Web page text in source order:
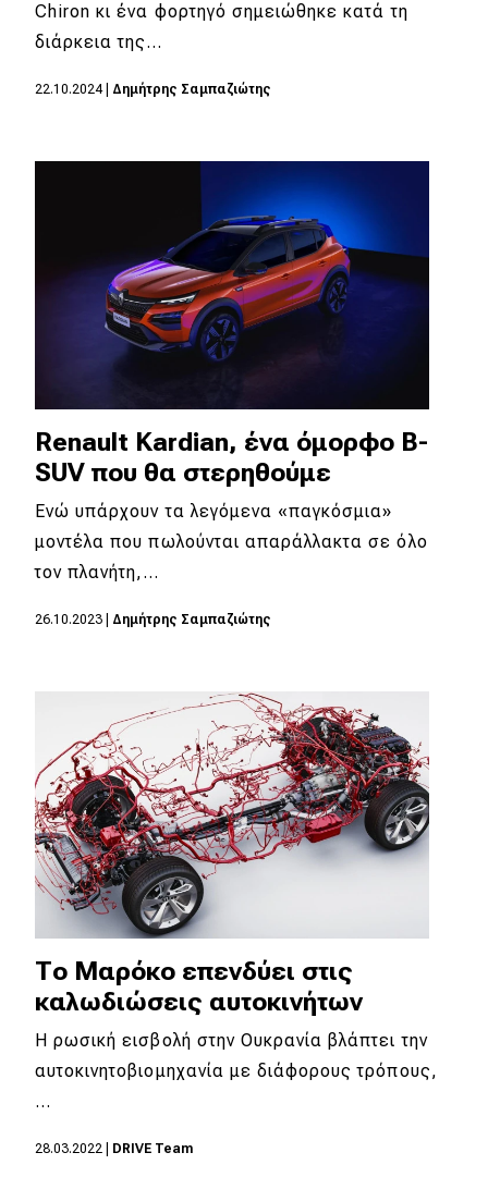
eDRIVE
Chiron κι ένα φορτηγό σημειώθηκε κατά τη
διάρκεια της…
22.10.2024| Δημήτρης Σαμπαζιώτης
Renault Kardian, ένα όμορφο B-
SUV που θα στερηθούμε
Ενώ υπάρχουν τα λεγόμενα «παγκόσμια»
μοντέλα που πωλούνται απαράλλακτα σε όλο
τον πλανήτη,…
26.10.2023 Δημήτρης Σαμπαζιώτης
Το Μαρόκο επενδύει στις
καλωδιώσεις αυτοκινήτων
Η ρωσική εισβολή στην Ουκρανία βλάπτει την
αυτοκινητοβιομηχανία με διάφορους τρόπους,
…
28.03.2022 DRIVE Team